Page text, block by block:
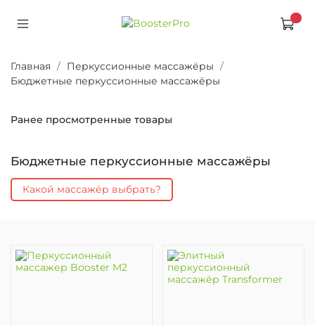
Главная
Перкуссионные массажёры
Бюджетные перкуссионные массажёры
Ранее просмотренные товары
Бюджетные перкуссионные массажёры
Какой массажёр выбрать?